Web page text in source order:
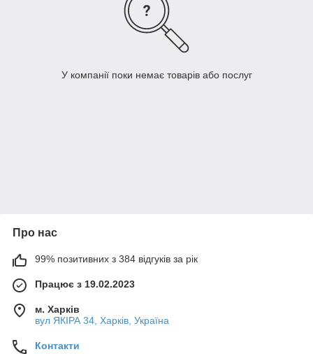
У компанії поки немає товарів або послуг
Про нас
99% позитивних з 384 відгуків за рік
Працює з 19.02.2023
м. Харків
вул ЯКІРА 34, Харків, Україна
Контакти